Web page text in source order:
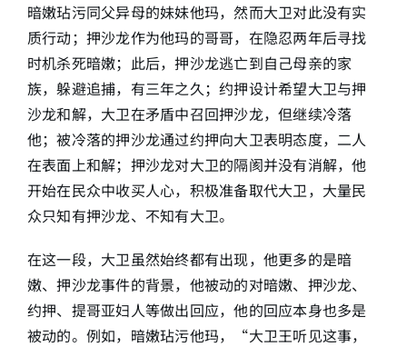
简介
下载
暗嫩玷污同父异母的妹妹他玛，然而大卫对此没有实
质行动；押沙龙作为他玛的哥哥，在隐忍两年后寻找
时机杀死暗嫩；此后，押沙龙逃亡到自己母亲的家
族，躲避追捕，有三年之久；约押设计希望大卫与押
沙龙和解，大卫在矛盾中召回押沙龙，但继续冷落
他；被冷落的押沙龙通过约押向大卫表明态度，二人
在表面上和解；押沙龙对大卫的隔阂并没有消解，他
开始在民众中收买人心，积极准备取代大卫，大量民
众只知有押沙龙、不知有大卫。
在这一段，大卫虽然始终都有出现，他更多的是暗
嫩、押沙龙事件的背景，他被动的对暗嫩、押沙龙、
约押、提哥亚妇人等做出回应，他的回应本身也多是
被动的。例如，暗嫩玷污他玛，“大卫王听见这事，